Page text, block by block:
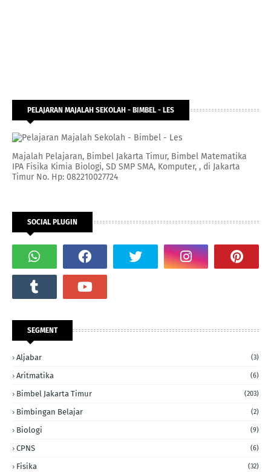
PELAJARAN MAJALAH SEKOLAH - BIMBEL - LES
Majalah Pelajaran, Bimbel Jakarta Timur, Bimbel Matematika
IPA Fisika Kimia Biologi, SD SMP SMA, Komputer, , di Jakarta
Timur No. Hp: 082210027724
SOCIAL PLUGIN
SEGMENT
Aljabar (3)
Aritmatika (6)
Bimbel Jakarta Timur (203)
Bimbingan Belajar (2)
Biologi (9)
CPNS (6)
Fisika (32)